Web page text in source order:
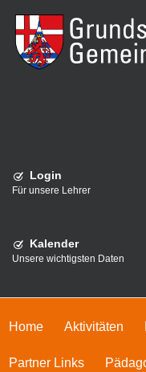
Login
Für unsere Lehrer
Kalender
Unsere wichtigsten Daten
Home Aktivitäten
Partner Links